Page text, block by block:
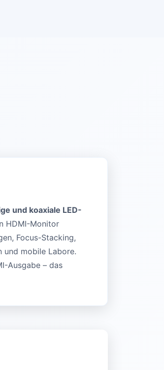
und koaxiale LED-
HDMI-Monitor
Focus-Stacking,
und mobile Labore.
Ausgabe – das